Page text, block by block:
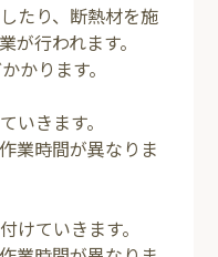
たり、断熱材を施
が行われます。
かります。
いきます。
業時間が異なりま
けていきます。